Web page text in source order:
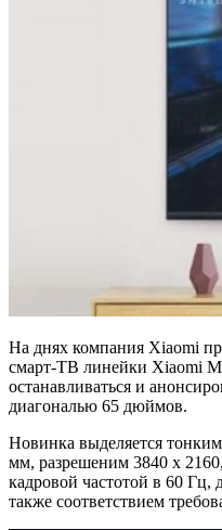
На днях компания Xiaomi
смарт-ТВ линейки Xiaomi
останавливаться и
диагональю 65 дюймов.
Новинка выделяется
мм, разрешеним 3840 x
кадровой частотой в 60
также соответствием